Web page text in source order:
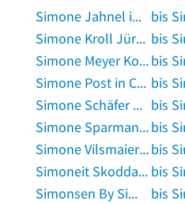
Simone Jahnel in Alsdorf, Rheinland
Simone Kroll Jürgen Kroll in Hille
Simone Meyer Kosmetikstudio in Wallerfangen
Simone Post in Coburg
Simone Schäfer Psychotherapeutin in Oberhausen, Rheinland
Simone Sparmann Beleuchtungen in Bernburg, Saale
Simone Vilsmaier in Frontenhausen
Simoneit Skodda Rechtsanwälte in Wismar, Mecklenburg
Simonsen By Simonsen GmbH Herrenmodegeschäft in Hamburg